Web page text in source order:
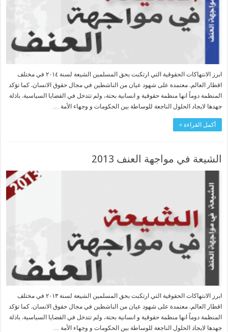
ابرز الانتهاكات الحقوقية التي ارتكبت بحق المسلمين الشيعة لسنة ٢٠١٤ في مختلف
اقطار العالم. معتمدة على شهود عيان من الناشطين في مجال حقوق الانسان. كما تؤكد
المنظمة دوماً انها منظمة حقوقية و انسانية بحتة، ولم تتدخل في القضايا السياسية. باذلة
جهدها لايجاد الحلول الناجعة للوساطة بين الحكومات و وجهاء الأمة …
أكمل القراءة »
الشيعة في مواجهة العنف 2013
ابرز الانتهاكات الحقوقية التي ارتكبت بحق المسلمين الشيعة لسنة ٢٠١٣ في مختلف
اقطار العالم. معتمدة على شهود عيان من الناشطين في مجال حقوق الانسان. كما تؤكد
المنظمة دوماً انها منظمة حقوقية و انسانية بحتة، ولم تتدخل في القضايا السياسية. باذلة
جهدها لايجاد الحلول الناجعة للوساطة بين الحكومات و وجهاء الأمة …